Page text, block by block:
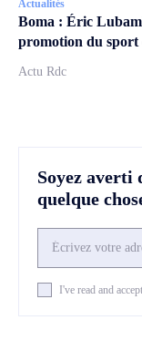
Actualités
Boma : Éric
promotion du sport
Actu Rdc
Soyez averti
quelque
I've read and